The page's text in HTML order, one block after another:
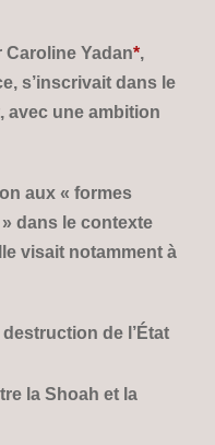
Yadan*,
s’inscrivait dans le
avec une ambition
aux « formes
dans le contexte
visait notamment à
destruction de l’État
la Shoah et la